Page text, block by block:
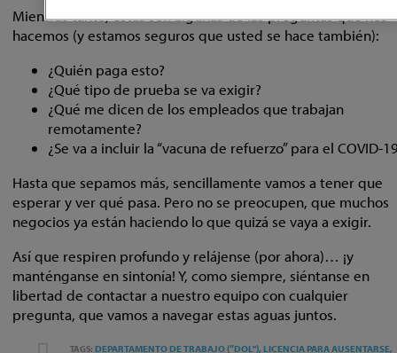
Mientras tanto, estas son algunas de las preguntas que nos
hacemos (y estamos seguros que usted se hace también):
¿Quién paga esto?
¿Qué tipo de prueba se va exigir?
¿Qué me dicen de los empleados que trabajan
remotamente?
¿Se va a incluir la “vacuna de refuerzo” para el COVID-
Hasta que sepamos más, sencillamente vamos a tener que
esperar y ver qué pasa. Pero no se preocupen, que muchos
negocios ya están haciendo lo que quizá se vaya a exigir.
Así que respiren profundo y relájense (por ahora)… ¡y
manténganse en sintonía! Y, como siempre, siéntanse en
libertad de contactar a nuestro equipo con cualquier
pregunta, que vamos a navegar estas aguas juntos.
TAGS:DEPARTAMENTO DE TRABAJO (“DOL"),LICENCIA PARA AUSENTARSE,